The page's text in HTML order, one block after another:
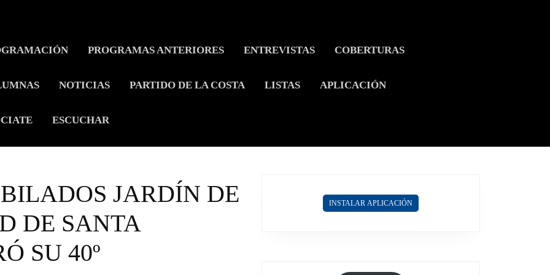
PROGRAMAS ANTERIORES ENTREVISTAS COBERTURAS
NOTICIAS PARTIDO DE LA COSTA LISTAS APLICACIÓN
ESCUCHAR
JARDÍN DE
DE SANTA
SU 40º
INSTALAR APLICACIÓN